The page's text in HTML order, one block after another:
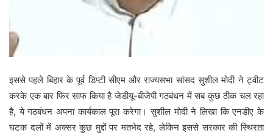
इससे पहले बिहार के पूर्व डिप्टी सीएम और राज्यसभा सांसद सुशील मोदी ने ट्वीट
करके एक बार फिर साफ किया है जेडीयू-बीजेपी गठबंधन में सब कुछ ठीक चल रहा
है, ये गठबंधन अपना कार्यकाल पूरा करेगा। सुशील मोदी ने लिखा कि एनडीए के
घटक दलों में अक्सर कुछ मुद्दों पर मतभेद रहे, लेकिन इससे सरकार की स्थिरता